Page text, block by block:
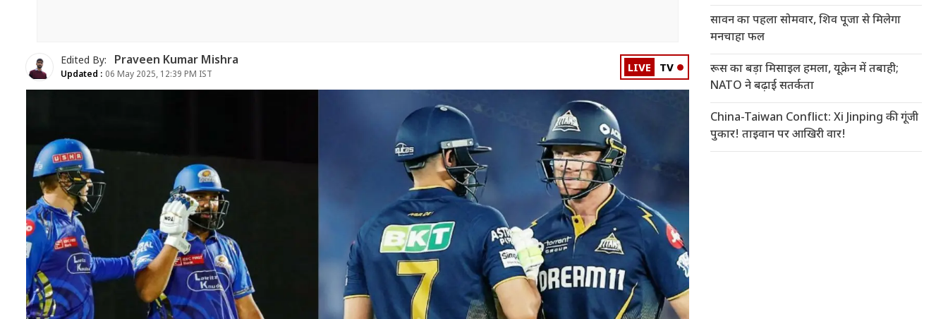
Edited By: Praveen Kumar Mishra
Updated : 06 May 2025, 12:39 PM IST LIVE TV
सावन का पहला सोमवार, शिव पूजा से मिलेगा
मनचाहा फल
रूस का बड़ा मिसाइल हमला, यूक्रेन में तबाही;
NATO ने बढ़ाई सतर्कता
China-Taiwan Conflict: Xi Jinping की गूंजी
पुकार! ताइवान पर आखिरी वार!